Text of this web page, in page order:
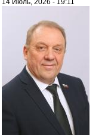
14 Июль, 2026 - 19:11